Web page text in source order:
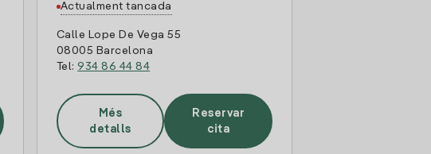
Actualment tancada
Calle Lope De Vega 55
08005 Barcelona
Tel:934 86 44 84
Més
detalls
Reservar
cita